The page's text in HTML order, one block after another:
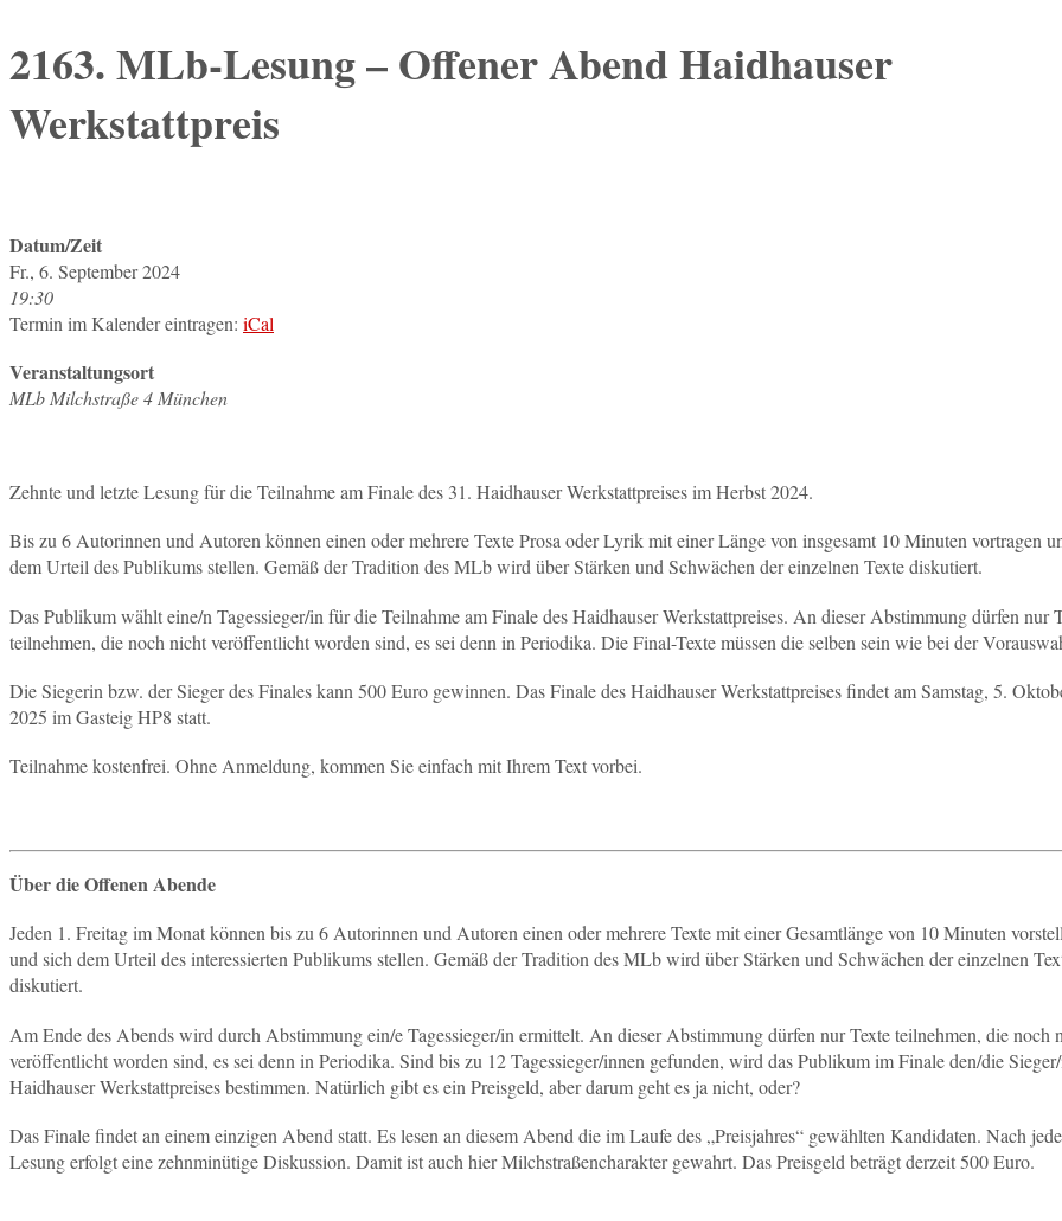
2163. MLb-Lesung – Offener Abend Haidhauser
Werkstattpreis
Datum/Zeit
Fr., 6. September 2024
19:30
Termin im Kalender eintragen: iCal
Veranstaltungsort
MLb Milchstraße 4 München
Zehnte und letzte Lesung für die Teilnahme am Finale des 31. Haidhauser Werkstattpreises im Herbst 2024.
Bis zu 6 Autorinnen und Autoren können einen oder mehrere Texte Prosa oder Lyrik mit einer Länge von insgesamt 10 Minuten vortragen
dem Urteil des Publikums stellen. Gemäß der Tradition des MLb wird über Stärken und Schwächen der einzelnen Texte diskutiert.
Das Publikum wählt eine/n Tagessieger/in für die Teilnahme am Finale des Haidhauser Werkstattpreises. An dieser Abstimmung dürfen nur
teilnehmen, die noch nicht veröffentlicht worden sind, es sei denn in Periodika. Die Final-Texte müssen die selben sein wie bei der
Die Siegerin bzw. der Sieger des Finales kann 500 Euro gewinnen. Das Finale des Haidhauser Werkstattpreises findet am Samstag, 5.
2025 im Gasteig HP8 statt.
Teilnahme kostenfrei. Ohne Anmeldung, kommen Sie einfach mit Ihrem Text vorbei.
Über die Offenen Abende
Jeden 1. Freitag im Monat können bis zu 6 Autorinnen und Autoren einen oder mehrere Texte mit einer Gesamtlänge von 10 Minuten
und sich dem Urteil des interessierten Publikums stellen. Gemäß der Tradition des MLb wird über Stärken und Schwächen der einzelnen
diskutiert.
Am Ende des Abends wird durch Abstimmung ein/e Tagessieger/in ermittelt. An dieser Abstimmung dürfen nur Texte teilnehmen, die noch
veröffentlicht worden sind, es sei denn in Periodika. Sind bis zu 12 Tagessieger/innen gefunden, wird das Publikum im Finale den/die
Haidhauser Werkstattpreises bestimmen. Natürlich gibt es ein Preisgeld, aber darum geht es ja nicht, oder?
Das Finale findet an einem einzigen Abend statt. Es lesen an diesem Abend die im Laufe des „Preisjahres“ gewählten Kandidaten. Nach
Lesung erfolgt eine zehnminütige Diskussion. Damit ist auch hier Milchstraßencharakter gewahrt. Das Preisgeld beträgt derzeit 500 Euro.